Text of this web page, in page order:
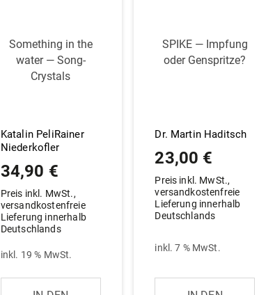
Some­thing in the
water — Song-
Crystals
Katalin PeliRainer
Niederkofler
34,90 €
Preis inkl. MwSt.,
versandkostenfreie
Lieferung innerhalb
Deutschlands
inkl. 19 % MwSt.
SPIKE — Impfung
oder Genspritze?
Dr. Martin Haditsch
23,00 €
Preis inkl. MwSt.,
versandkostenfreie
Lieferung innerhalb
Deutschlands
inkl. 7 % MwSt.